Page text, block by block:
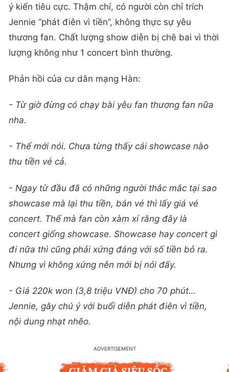
ý kiến tiêu cực. Thậm chí, có người còn chỉ trích
Jennie “phát điên vì tiền”, không thực sự yêu
thương fan. Chất lượng show diễn bị chê bai vì thời
lượng không như 1 concert bình thường.
Phản hồi của cư dân mạng Hàn:
- Từ giờ đừng có chạy bài yêu fan thương fan nữa
nha.
- Thế mới nói. Chưa từng thấy cái showcase nào
thu tiền vé cả.
- Ngay từ đầu đã có những người thắc mắc tại sao
showcase mà lại thu tiền, bán vé thì lấy giá vé
concert. Thế mà fan còn xàm xí rằng đây là
concert giống showcase. Showcase hay concert gì
đi nữa thì cũng phải xứng đáng với số tiền bỏ ra.
Nhưng vì không xứng nên mới bị nói đấy.
- Giá 220k won (3,8 triệu VNĐ) cho 70 phút…
Jennie, gây chú ý với buổi diễn phát điên vì tiền,
nội dung nhạt nhẽo.